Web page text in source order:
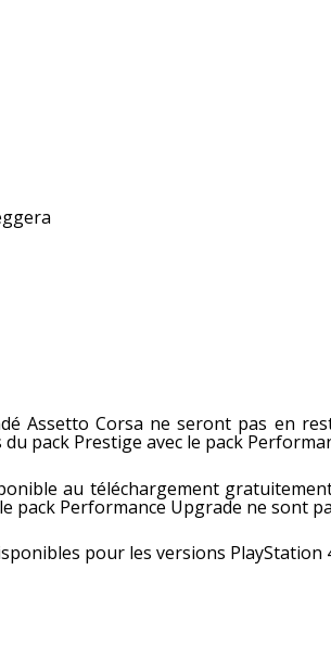
Assetto Corsa ne seront pas en
pack Prestige avec le pack
au téléchargement
pack Performance Upgrade ne sont
pour les versions PlayStation